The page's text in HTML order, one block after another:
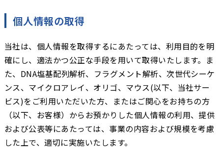
個人情報の取得
当社は、個人情報を取得するにあたっては、利用目的を明
確にし、適法かつ公正な手段を用いて取得いたします。ま
た、DNA塩基配列解析、フラグメント解析、次世代シーケ
ンス、マイクロアレイ、オリゴ、マウス(以下、当社サー
ビス)をご利用いただいた方、またはご関心をお持ちの方
（以下、お客様）からお預かりした個人情報の利用、提供
および公表等にあたっては、事業の内容および規模を考慮
した上で、適切に実施いたします。